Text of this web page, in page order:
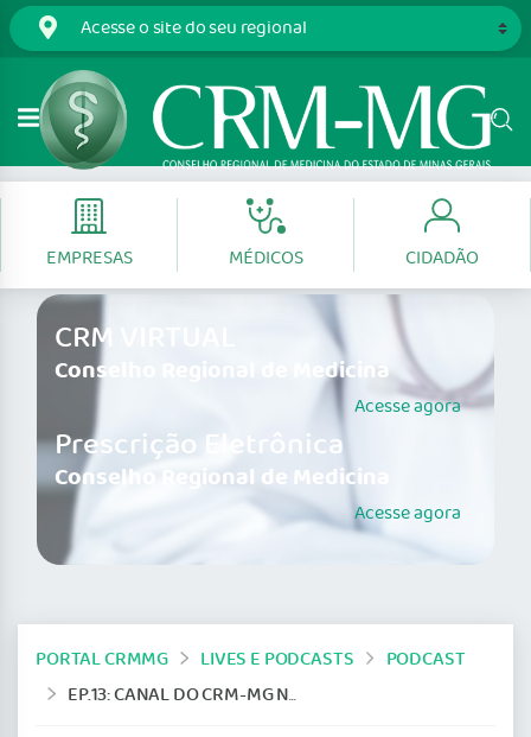
EMPRESAS MÉDICOS CIDADÃO
CRM VIRTUAL
Conselho Regional de Medicina
Acesse agora
Prescrição Eletrônica
Conselho Regional de Medicina
Acesse agora
PORTAL CRMMG LIVES E PODCASTS
PODCAST
EP.13: CANAL DO CRM-MG NO WHATSAPP: INFORMAÇÃO OFICIAL COM MAIS AGILIDADE